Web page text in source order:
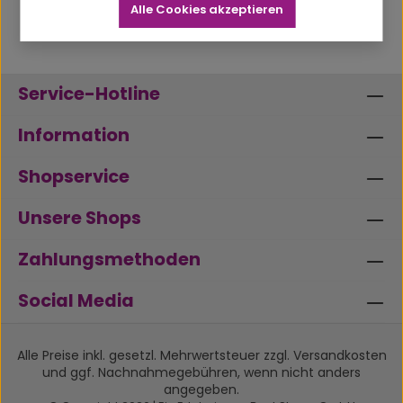
Service-Hotline
Information
Shopservice
Unsere Shops
Zahlungsmethoden
Social Media
Alle Preise inkl. gesetzl. Mehrwertsteuer zzgl. Versandkosten
und ggf. Nachnahmegebühren, wenn nicht anders
angegeben.
Alle Cookies akzeptieren